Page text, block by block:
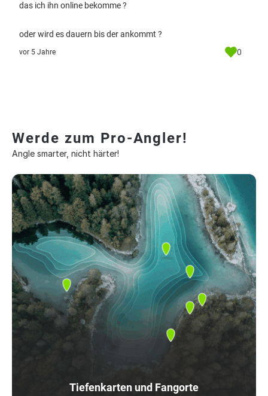
das ich ihn online bekomme ?
oder wird es dauern bis der ankommt ?
vor 5 Jahre 0
Werde zum Pro-Angler!
Angle smarter, nicht härter!
Tiefenkarten und Fangorte